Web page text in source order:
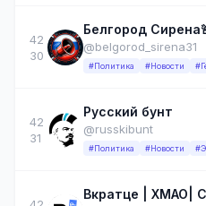
42
30
Белгород
@belgorod_sirena31
#Политика #Новости
42
31
Русский бунт
@russkibunt
#Политика #Новости
Вкратце | ХМАО|